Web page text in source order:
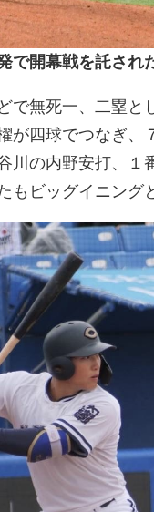
で開幕戦を託され
で無死一、二塁と
が四球でつなぎ、
川の内野安打、
ビッグイニング